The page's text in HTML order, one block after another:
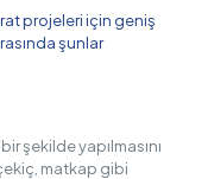
projeleri için geniş
şunlar
şekilde yapılmasını
matkap gibi